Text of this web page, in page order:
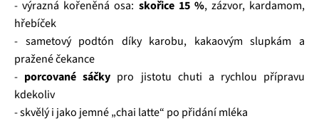
- výrazná kořeněná osa: skořice 15 %, zázvor, kardamom,
hřebíček
- sametový podtón díky karobu, kakaovým slupkám a
pražené čekance
- porcované sáčky pro jistotu chuti a rychlou přípravu
kdekoliv
- skvělý i jako jemné „chai latte“ po přidání mléka